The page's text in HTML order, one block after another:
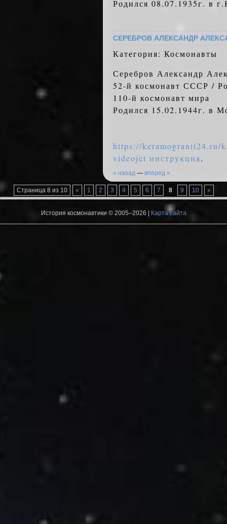
Родился 08.07.1935г. в
СЕРЕБРОВ АЛЕКСАНДР
Категория: Космонавты
Серебров Александр
52-й космонавт СССР /
110-й космонавт мира
Родился 15.02.1944г. в
https://keramogranit24.ru/
videojet инструкция.
« назад— вперед »
Страница 8 из 10 « 1 2 3 4 5 6 7 8 9 10 »
История космонавтики © 2005–2026 | Карта сайта